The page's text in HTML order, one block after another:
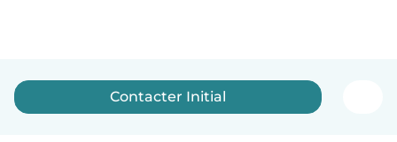
Contacter Initial